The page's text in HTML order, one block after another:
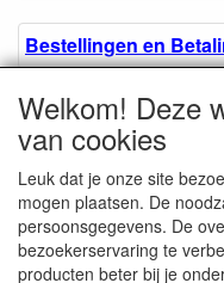
Bestellingen en
Algemene
Over ons.
Privacyverklaring
Welkom! Deze
van cookies
Leuk dat je onze site
mogen plaatsen. De
persoonsgegevens. De
bezoekerservaring te
producten beter bij je